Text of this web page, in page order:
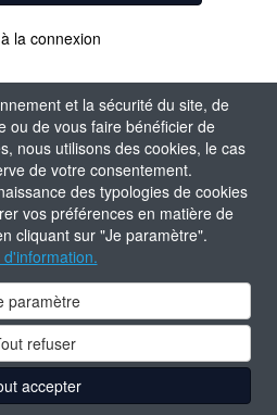
et la sécurité du site, de
ou de vous faire bénéficier de
nous utilisons des cookies, le cas
de votre consentement.
des typologies de cookies
vos préférences en matière de
cliquant sur "Je paramètre".
d'information.
paramètre
refuser
accepter
la connexion